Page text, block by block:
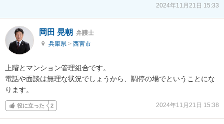
2024年11月21日 15:33
岡田 晃朝 弁護士
兵庫県 > 西宮市
上階とマンション管理組合です。
電話や面談は無理な状況でしょうから、調停の場でということにな
ります。
役に立った 2 2024年11月21日 15:38